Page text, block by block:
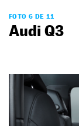
FOTO 6 DE 11
Audi Q3